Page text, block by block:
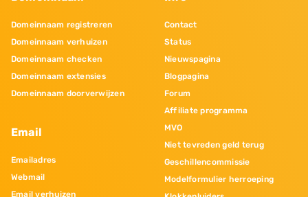
Domeinnaam registreren
Domeinnaam verhuizen
Domeinnaam checken
Domeinnaam extensies
Domeinnaam doorverwijzen
Email
Emailadres
Webmail
Email verhuizen
Contact
Status
Nieuwspagina
Blogpagina
Forum
Affiliate programma
MVO
Niet tevreden geld terug
Geschillencommissie
Modelformulier herroeping